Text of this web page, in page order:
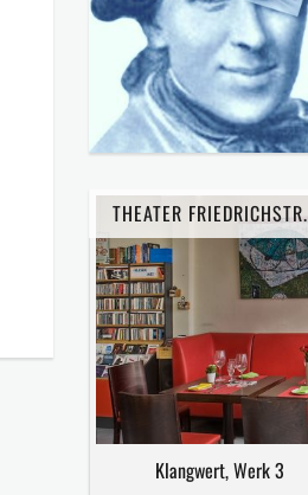
THEATER FRIEDRICHSTR.
Klangwert, Werk 3